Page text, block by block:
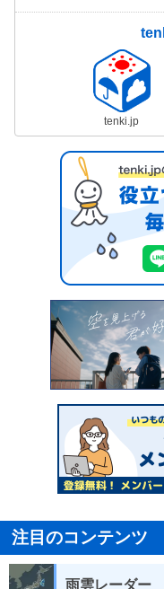
tenki.jp
注目のコンテンツ
雨雲レーダー